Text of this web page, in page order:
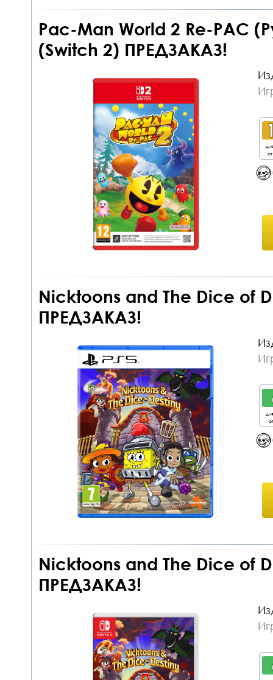
Pac-Man World 2 Re-PAC
(Switch 2) ПРЕДЗАКАЗ!
Nicktoons and The Dice of
ПРЕДЗАКАЗ!
Nicktoons and The Dice of
ПРЕДЗАКАЗ!